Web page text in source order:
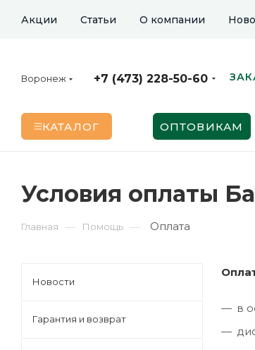
Акции Статьи О компании
Воронеж +7 (473) 228-50-60
КАТАЛОГ ОПТОВИКАМ
Условия оплаты
Главная — Помощь — Оплата
в
Новости
Гарантия и возврат